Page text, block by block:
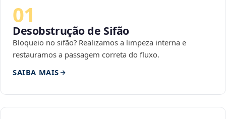
01
Desobstrução de Sifão
Bloqueio no sifão? Realizamos a limpeza interna e
restauramos a passagem correta do fluxo.
SAIBA MAIS